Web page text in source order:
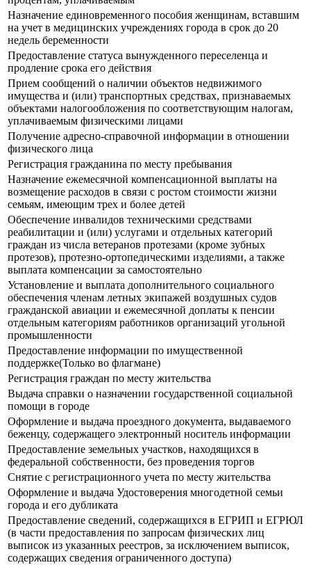
Назначение единовременного пособия женщинам, вставшим
на учет в медицинских учреждениях города в срок до 20
недель беременности
Предоставление статуса вынужденного переселенца и
продление срока его действия
Прием сообщений о наличии объектов недвижимого
имущества и (или) транспортных средствах, признаваемых
объектами налогообложения по соответствующим налогам,
уплачиваемым физическими лицами
Получение адресно-справочной информации в отношении
физического лица
Регистрация гражданина по месту пребывания
Назначение ежемесячной компенсационной выплаты на
возмещение расходов в связи с ростом стоимости жизни
семьям, имеющим трех и более детей
Обеспечение инвалидов техническими средствами
реабилитации и (или) услугами и отдельных категорий
граждан из числа ветеранов протезами (кроме зубных
протезов), протезно-ортопедическими изделиями, а также
выплата компенсации за самостоятельно
Установление и выплата дополнительного социального
обеспечения членам летных экипажей воздушных судов
гражданской авиации и ежемесячной доплаты к пенсии
отдельным категориям работников организаций угольной
промышленности
Предоставление информации по имущественной
поддержке(Только во флагмане)
Регистрация граждан по месту жительства
Выдача справки о назначении государственной социальной
помощи в городе
Оформление и выдача проездного документа, выдаваемого
беженцу, содержащего электронный носитель информации
Предоставление земельных участков, находящихся в
федеральной собственности, без проведения торгов
Снятие с регистрационного учета по месту жительства
Оформление и выдача Удостоверения многодетной семьи
города и его дубликата
Предоставление сведений, содержащихся в ЕГРИП и ЕГРЮЛ
(в части предоставления по запросам физических лиц
выписок из указанных реестров, за исключением выписок,
содержащих сведения ограниченного доступа)